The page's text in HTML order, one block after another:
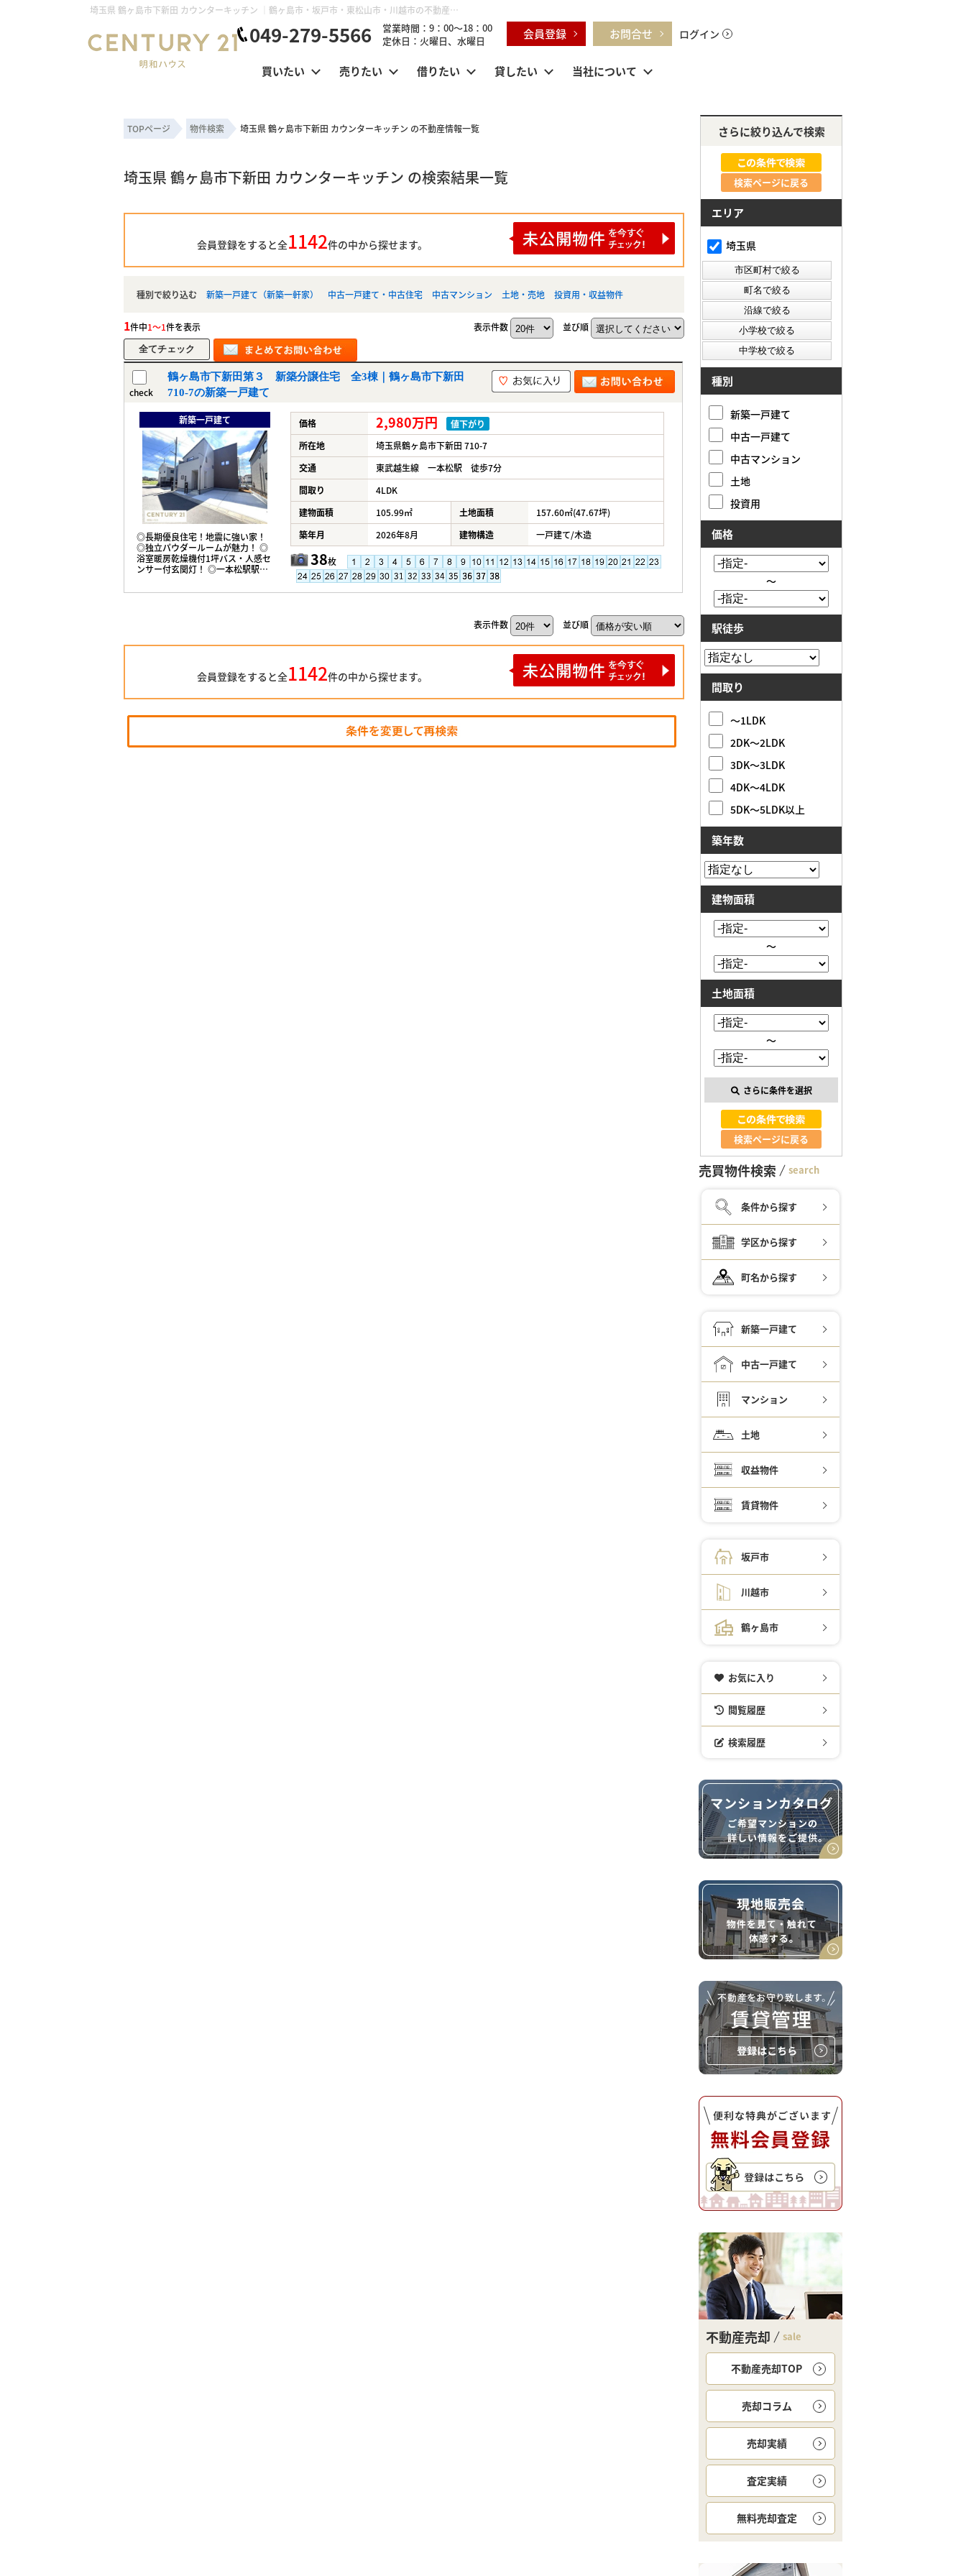
埼玉県 鶴ヶ島市下新田 カウンターキッチン ｜鶴ヶ島市・坂戸市・東松山市・川越市の不動産購入・不動産売却のことならセンチュリー21明和ハウス
049-279-5566
営業時間：9：00～18：00
定休日：火曜日、水曜日
会員登録 お問合せ ログイン
買いたい 売りたい 借りたい 貸したい 当社について
TOPページ 物件検索 埼玉県 鶴ヶ島市下新田 カウンターキッチン の不動産情報一覧
埼玉県 鶴ヶ島市下新田 カウンターキッチン の検索結果一覧
会員登録をすると全1142件の中から探せます。
種別で絞り込む 新築一戸建て（新築一軒家） 中古一戸建て・中古住宅 中古マンション 土地・売地 投資用・収益物件
1件中1～1件を表示 表示件数 並び順
check
鶴ヶ島市下新田第３ 新築分譲住宅 全3棟｜鶴ヶ島市下新田
710-7の新築一戸建て
新築一戸建て
◎長期優良住宅！地震に強い家！
◎独立パウダールームが魅力！ ◎
浴室暖房乾燥機付1坪バス・人感セ
ンサー付玄関灯！ ◎一本松駅駅徒
価格 2,980万円
値下がり
所在地
埼玉県鶴ヶ島市下新田 710-7
交通
東武越生線 一本松駅 徒歩7分
間取り
4LDK
建物面積
105.99㎡ 土地面積
157.60㎡(47.67坪)
築年月
2026年8月 建物構造 一戸建て/木造
38枚
表示件数 並び順
会員登録をすると全1142件の中から探せます。
さらに絞り込んで検索
検索ページに戻る
エリア
埼玉県
種別
新築一戸建て
中古一戸建て
中古マンション
土地
投資用
価格
～
駅徒歩
間取り
～1LDK
2DK～2LDK
3DK～3LDK
4DK～4LDK
5DK～5LDK以上
築年数
建物面積
～
土地面積
～
さらに条件を選択
検索ページに戻る
売買物件検索 search
条件から探す
学区から探す
町名から探す
新築一戸建て
中古一戸建て
マンション
土地
収益物件
賃貸物件
坂戸市
川越市
鶴ヶ島市
お気に入り
閲覧履歴
検索履歴
不動産売却 sale
不動産売却TOP
売却コラム
売却実績
査定実績
無料売却査定